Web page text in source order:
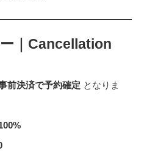
｜Cancellation
前決済で予約確定 となりま